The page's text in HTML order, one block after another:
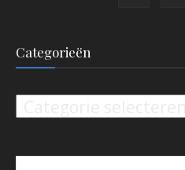
Categorieën
Categorieën